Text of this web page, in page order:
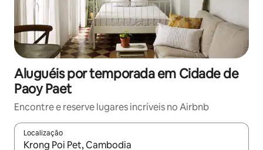
Aluguéis por temporada em Cidade de
Paoy Paet
Encontre e reserve lugares incríveis no Airbnb
Localização
Quando os resultados estiverem disponíveis, explore-os